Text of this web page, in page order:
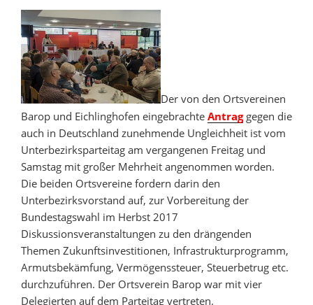
Der von den Ortsvereinen
Barop und Eichlinghofen eingebrachte Antraggegen die
auch in Deutschland zunehmende Ungleichheit ist vom
Unterbezirksparteitag am vergangenen Freitag und
Samstag mit großer Mehrheit angenommen worden.
Die beiden Ortsvereine fordern darin den
Unterbezirksvorstand auf, zur Vorbereitung der
Bundestagswahl im Herbst 2017
Diskussionsveranstaltungen zu den drängenden
Themen Zukunftsinvestitionen, Infrastrukturprogramm,
Armutsbekämfung, Vermögenssteuer, Steuerbetrug etc.
durchzuführen. Der Ortsverein Barop war mit vier
Delegierten auf dem Parteitag vertreten.